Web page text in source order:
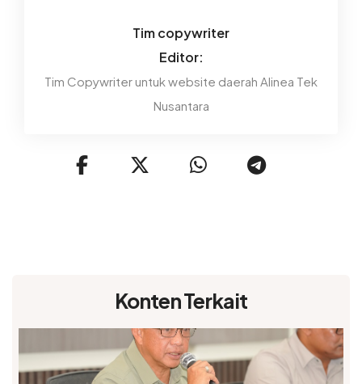
Tim copywriter
Editor:
Tim Copywriter untuk website daerah Alinea Tek
Nusantara
Konten Terkait